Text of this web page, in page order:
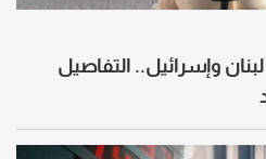
وإسرائيل.. التفاصيل